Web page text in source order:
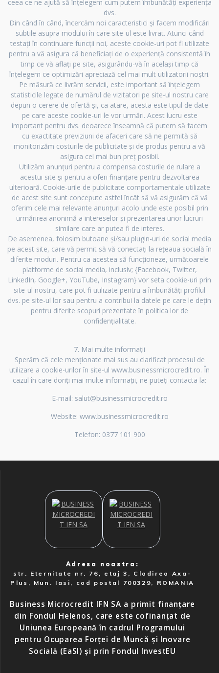
ceea ce ne ajută să înțelegem cum putem îmbunătăți experiența
dvs.
Din când în când, încercăm noi caracteristici și facem modificări
subtile asupra modului în care site-ul este livrat. Atunci când
testați în continuare funcții noi, aceste cookie-uri pot fi utilizate
pentru a vă asigura că beneficiați de o experiență consistentă în
timp ce vă aflați pe site, asigurându-vă în același timp că
înțelegem ce optimizări apreciază cel mai mult utilizatorii noștri.
Pe măsură ce livrăm servicii, este important să înțelegem
statisticile legate de numărul de vizitatori pe site-ul nostru care
depun o cerere de ofertă și, ca atare, acesta este tipul de date
pe care aceste cookie-uri le vor urmări. Acest lucru este
important pentru dvs. deoarece înseamnă că putem să facem
cu exactitate previziuni de afaceri care să ne permită să
monitorizăm costurile de publicitate și de produs pentru a vă
asigura cel mai bun preț posibil.
Utilizăm anunțuri pentru a compensa costurile de rulare a
acestui site și pentru a oferi finanțare pentru dezvoltarea
ulterioară. Cookie-urile de publicitate comportamentale utilizate
de acest site sunt concepute astfel încât să vă asigurăm că vă
oferim cele mai relevante anunțuri acolo unde este posibil prin
urmărirea anonimă a intereselor și prezentarea unor lucruri
similare care ar putea fi de interes.
De asemenea, folosim butoane și/sau plugin-uri de social media
pe acest site, care vă permit să vă conectați la rețeaua socială în
diferite moduri. Pentru ca acestea să funcționeze, următoarele
platforme de social media, inclusiv; {Facebook, Twitter,
LinkedIn, Google+, YouTube, Instagram} vor seta cookie-uri prin
site-ul nostru, care pot fi utilizate pentru a îmbunătăți profilul
dvs. pe site-ul lor sau pentru a contribui la datele pe care le dețin
pentru diferite scopuri prezentate în politica lor de
confidențialitate.
7. Mai multe informații
Sperăm că cele menționate mai sus au clarificat procesul de
utilizare a cookie-urilor în site-ul www.businessmicrocredit.ro. În
cazul în care doriți mai multe informații, ne puteți contacta la:
E-mail: salut@businessmicrocredit.ro
Website: www.businessmicrocredit.ro
Telefon: 0377 101 900
Adresa noastra:
str. Eternitate nr. 76, etaj 3, Cladirea Axa-
Plus, Mun. Iasi, cod postal 700329, ROMANIA
Business Microcredit IFN SA a primit finanțare
din Fondul Helenos, care este cofinanțat de
Uniunea Europeană în cadrul Programului
pentru Ocuparea Forței de Muncă și Inovare
Socială (EaSI) și prin Fondul InvestEU